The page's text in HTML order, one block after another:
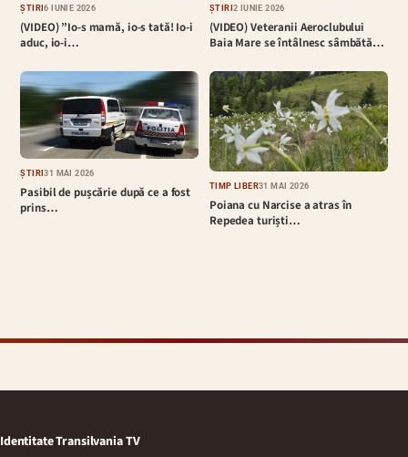
ȘTIRI6 IUNIE 2026
(VIDEO) ”Io-s mamă, io-s tată! Io-i
aduc, io-i…
ȘTIRI2 IUNIE 2026
(VIDEO) Veteranii Aeroclubului
Baia Mare se întâlnesc sâmbătă…
ȘTIRI31 MAI 2026
Pasibil de pușcărie după ce a fost
prins…
TIMP LIBER31 MAI 2026
Poiana cu Narcise a atras în
Repedea turiști…
Identitate Transilvania TV